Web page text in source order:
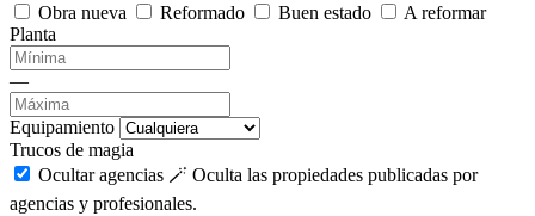
Obra nueva
Reformado Buen estado
A reformar
Planta
—
Equipamiento
Trucos de magia
Ocultar agencias 🪄 Oculta las propiedades publicadas por
agencias y profesionales.